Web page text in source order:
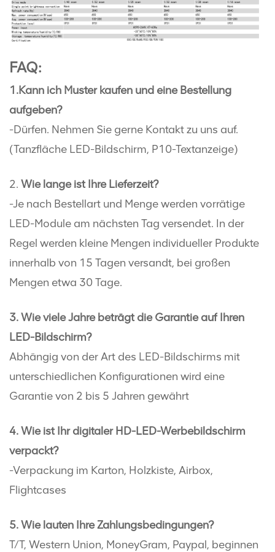
FAQ:
1.Kann ich Muster kaufen und eine Bestellung
aufgeben?
-Dürfen. Nehmen Sie gerne Kontakt zu uns auf.
(Tanzfläche LED-Bildschirm, P10-Textanzeige)
2. Wie lange ist Ihre Lieferzeit?
-Je nach Bestellart und Menge werden vorrätige
LED-Module am nächsten Tag versendet. In der
Regel werden kleine Mengen individueller Produkte
innerhalb von 15 Tagen versandt, bei großen
Mengen etwa 30 Tage.
3. Wie viele Jahre beträgt die Garantie auf Ihren
LED-Bildschirm?
Abhängig von der Art des LED-Bildschirms mit
unterschiedlichen Konfigurationen wird eine
Garantie von 2 bis 5 Jahren gewährt
4. Wie ist Ihr digitaler HD-LED-Werbebildschirm
verpackt?
-Verpackung im Karton, Holzkiste, Airbox,
Flightcases
5. Wie lauten Ihre Zahlungsbedingungen?
T/T, Western Union, MoneyGram, Paypal, beginnen